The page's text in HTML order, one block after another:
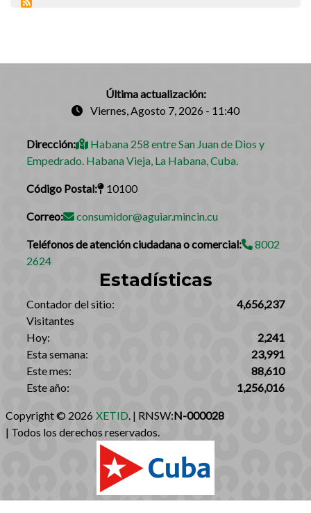
Última actualización:
Viernes, Agosto 7, 2026 - 11:40
Dirección:
Habana 258 entre San Juan de Dios y
Empedrado. Habana Vieja, La Habana, Cuba.
Código Postal: 10100
Correo: consumidor@aguiar.mincin.cu
Teléfonos de atención ciudadana o comercial:
8002
2624
Estadísticas
‎Contador del sitio:‎
4,656,237
Visitantes
Hoy:
2,241
Esta semana:
23,991
Este mes:
88,610
Este año:
1,256,016
Copyright © 2026 XETID . | RNSW:N-000028
| Todos los derechos reservados.‎